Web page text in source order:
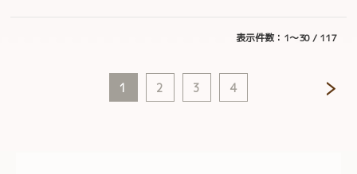
表示件数：1～30 / 117
1 2 3 4